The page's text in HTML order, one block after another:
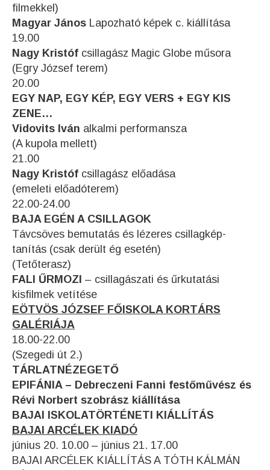
filmekkel)
Magyar János Lapozható képek c. kiállítása
19.00
Nagy Kristóf csillagász Magic Globe műsora
(Egry József terem)
20.00
EGY NAP, EGY KÉP, EGY VERS + EGY KIS
ZENE…
Vidovits Iván alkalmi performansza
(A kupola mellett)
21.00
Nagy Kristóf csillagász előadása
(emeleti előadóterem)
22.00-24.00
BAJA EGÉN A CSILLAGOK
Távcsöves bemutatás és lézeres csillagkép-
tanítás (csak derült ég esetén)
(Tetőterasz)
FALI ŰRMOZI – csillagászati és űrkutatási
kisfilmek vetítése
EÖTVÖS JÓZSEF FŐISKOLA KORTÁRS
GALÉRIÁJA
18.00-22.00
(Szegedi út 2.)
TÁRLATNÉZEGETŐ
EPIFÁNIA – Debreczeni Fanni festőművész és
Révi Norbert szobrász kiállítása
BAJAI ISKOLATÖRTÉNETI KIÁLLÍTÁS
BAJAI ARCÉLEK KIADÓ
június 20. 10.00 – június 21. 17.00
BAJAI ARCÉLEK KIÁLLÍTÁS A TÓTH KÁLMÁN